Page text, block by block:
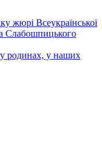
жюрі Всеукраїнської
Слабошпицького
родинах, у наших